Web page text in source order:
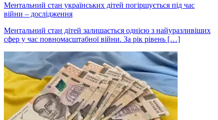
Ментальний стан українських дітей погіршується під час
війни – дослідження
Ментальний стан дітей залишається однією з найуразливіших
сфер у час повномасштабної війни. За рік рівень […]